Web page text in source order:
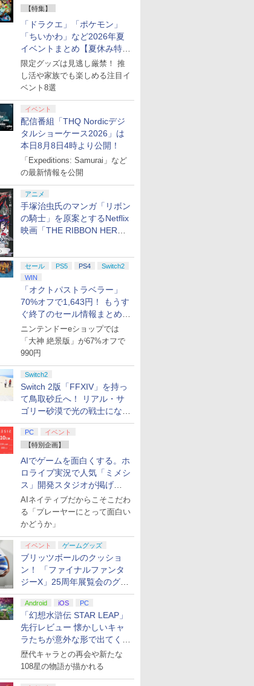
【特集】
「ドラクエ」「ポケモン」
「ちいかわ」など2026年夏
イベントまとめ【夏休み特
集】
限定グッズは見逃し厳禁！ 推
し活や家族でも楽しめる注目イ
ベント8選
イベント
配信番組「THQ Nordicデジ
タルショーケース2026」は
本日8月8日4時より公開！
「Expeditions: Samurai」など
の最新情報を公開
アニメ
手塚治虫氏のマンガ「リボン
の騎士」を原案とするNetflix
映画「THE RIBBON HERO
セール PS5 PS4
Switch2
WIN
「オクトパストラベラー」
70%オフで1,643円！ もうす
ぐ終了のセール情報まとめ
【8月8日更新】
ニンテンドーeショップでは
「大神 絶景版」が67%オフで
990円
Switch2
Switch 2版「FFXIV」を持っ
て鳥取砂丘へ！ リアル・サ
ゴリー砂漠で光の戦士になっ
てみた
PC
イベント
【特別企画】
AIでゲームを面白くする。ホ
ロライブ実況で人気「ミメシ
ス」開発スタジオが掲げ
る“AI活用の信念”とは？【講
演レポート】
AIネイティブだからこそこだわ
る「プレーヤーにとって面白い
かどうか」
イベント ゲームグッズ
ブリッツボールのクッショ
ン！ 「ファイナルファンタ
ジーX」25周年展覧会のグッ
ズ情報が公開
Android iOS PC
「幻想水滸伝 STAR LEAP」
先行レビュー 懐かしいキャ
ラたちが意外な形で出てくる
シリーズ完全新作！
歴代キャラとの再会や新たな
108星の物語が描かれる